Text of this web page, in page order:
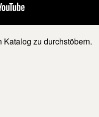
zu durchstöbern.